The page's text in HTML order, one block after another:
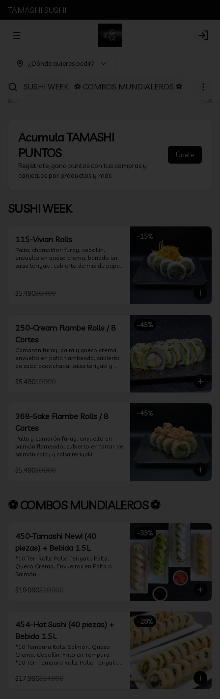
TAMASHI SUSHI
Abrir menu de navegación Login
¿Dónde quieres pedir?
SUSHI WEEK ⚽ COMBOS MUNDIALEROS ⚽
AcumulaTAMASHI
PUNTOS
Regístrate, gana puntos con tus compras y
canjealos por productos y más
Únete
SUSHI WEEK
-15%
115-Vivian Rolls
Palta, champiñon furay, cebollín,
envuelto en queso crema, bañado en
salsa teriyaki, cubierto de mix de papas
$5.490$6.490
-45%
250-Cream Flambe Rolls / 8
Cortes
Camarón furay, palta y queso crema,
envuelto en palta flambeada, cubierto
de salsa acevichada, salsa teriyaki y
$5.490$9.990
-45%
368-Sake Flambe Rolls / 8
Cortes
Palta y camarón furay, envuelto en
salmón flameado, cubierto en tartar de
salmón spicy y salsa teriyaki
$5.490$9.990
⚽ COMBOS MUNDIALEROS ⚽
-33%
450-Tamashi New! (40
piezas) + Bebida 1.5L
*10 Teri Rolls: Pollo Teriyaki, Palta,
Queso Crema, Envueltos en Palta o
Salmón.
Palta, Cebollín, Envuelto en Queso
salmón y bañado en salsa acevichada
*10 Tempura Rolls: Salmón, Queso
Crema, Cebollín, Frito en Tempura.
*Incluye 2 palitos, 2 soya 30ml, 1 salsa
teriyaki 30ml
$19.990$29.990
-28%
454-Hot Sushi (40 piezas) +
Bebida 1.5L
*10 Tempura Rolls: Salmón, Queso
Crema, Cebollín, Frito en Tempura.
*10 Teri Tempura Rolls: Pollo Teriyaki,
Tempura
$17.990$24.990